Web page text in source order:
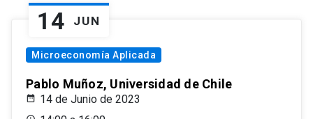
14 JUN
Microeconomía Aplicada
Pablo Muñoz, Universidad de Chile
14 de Junio de 2023